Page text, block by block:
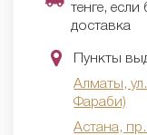
тенге,
доставка
Пункты
Алматы,
Фараби)
Астана,